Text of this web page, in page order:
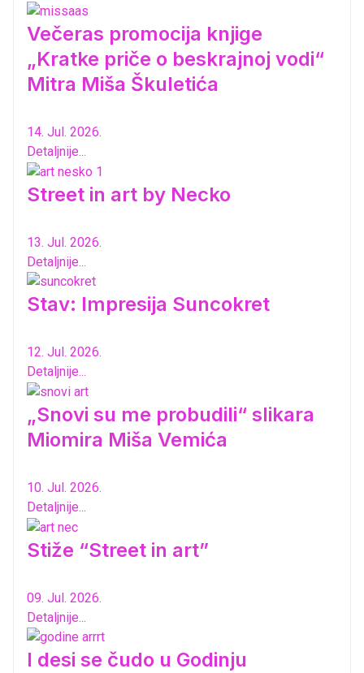
Večeras promocija knjige
„Kratke priče o beskrajnoj vodi“
Mitra Miša Škuletića
14. Jul. 2026.
Detaljnije...
Street in art by Necko
13. Jul. 2026.
Detaljnije...
Stav: Impresija Suncokret
12. Jul. 2026.
Detaljnije...
„Snovi su me probudili“ slikara
Miomira Miša Vemića
10. Jul. 2026.
Detaljnije...
Stiže “Street in art”
09. Jul. 2026.
Detaljnije...
I desi se čudo u Godinju